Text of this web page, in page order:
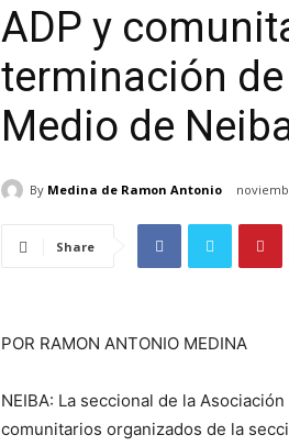
ADP y
terminación de
Medio de
By Medina de Ramon Antonio
Share
POR RAMON ANTONIO MEDINA
NEIBA: La seccional de la
comunitarios organizados de la